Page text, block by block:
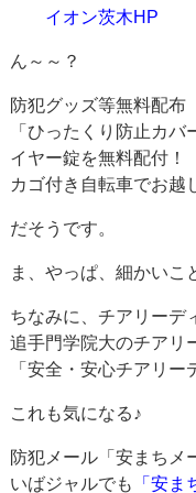
イオン茨木HP
ん～～？
防犯グッズ等無料配布
「ひったくり防止カ
イヤー錠を無料配付！
カゴ付き自転車でお越
だそうです。
ま、やっぱ、細かいこ
ちなみに、チアリーデ
追手門学院大のチアリ
「安全・安心チアリー
これも気になる♪
防犯メール「安まちメ
いばジャルでも
「安